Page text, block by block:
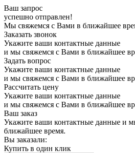
Ваш запрос
успешно отправлен!
Мы свяжемся с Вами в ближайшее
Заказать звонок
Укажите ваши контактные данные
и мы свяжемся с Вами в ближайшее
Задать вопрос
Укажите ваши контактные данные
и мы свяжемся с Вами в ближайшее
Рассчитать цену
Укажите ваши контактные данные
и мы свяжемся с Вами в ближайшее
Ваш заказ
Укажите ваши контактные данные и
ближайшее время.
Вы заказали:
Купить в один клик